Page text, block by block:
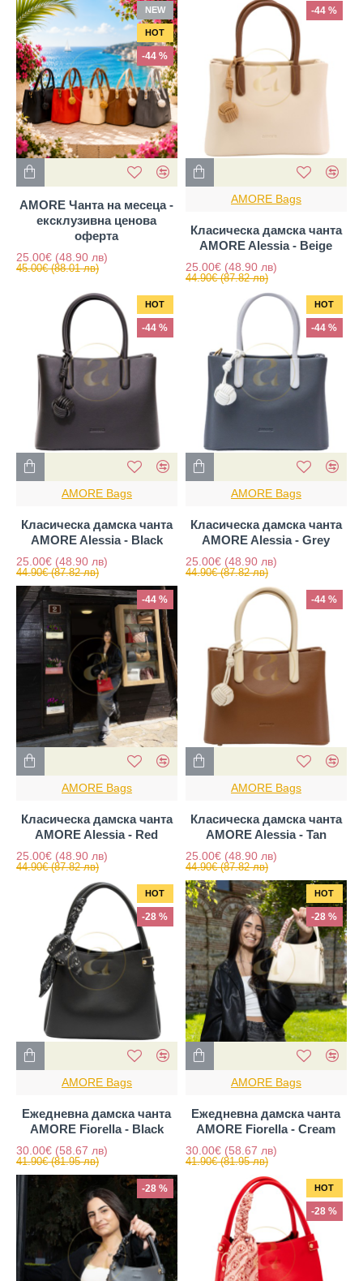
NEW
HOT
-44 %
AMORE Чанта на месеца -
ексклузивна ценова
оферта
25.00€ (48.90 лв)
45.00€(88.01 лв)
-44 %
AMORE Bags
Класическа дамска чанта
AMORE Alessia - Beige
25.00€ (48.90 лв)
44.90€(87.82 лв)
HOT
-44 %
AMORE Bags
Класическа дамска чанта
AMORE Alessia - Black
25.00€ (48.90 лв)
44.90€(87.82 лв)
HOT
-44 %
AMORE Bags
Класическа дамска чанта
AMORE Alessia - Grey
25.00€ (48.90 лв)
44.90€(87.82 лв)
-44 %
AMORE Bags
Класическа дамска чанта
AMORE Alessia - Red
25.00€ (48.90 лв)
44.90€(87.82 лв)
-44 %
AMORE Bags
Класическа дамска чанта
AMORE Alessia - Tan
25.00€ (48.90 лв)
44.90€(87.82 лв)
HOT
-28 %
AMORE Bags
Ежедневна дамска чанта
AMORE Fiorella - Black
30.00€ (58.67 лв)
41.90€(81.95 лв)
HOT
-28 %
AMORE Bags
Ежедневна дамска чанта
AMORE Fiorella - Cream
30.00€ (58.67 лв)
41.90€(81.95 лв)
-28 % HOT
-28 %